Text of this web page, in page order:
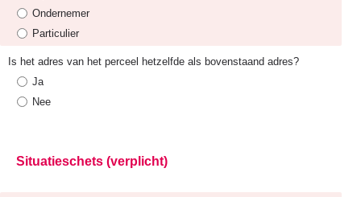
Ondernemer
Particulier
Is het adres van het perceel hetzelfde als bovenstaand adres?
Ja
Nee
Situatieschets (verplicht)